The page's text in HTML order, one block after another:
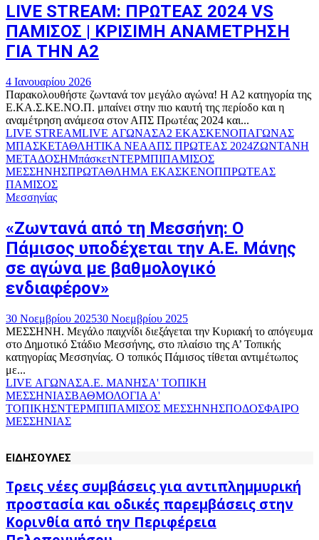
LIVE STREAM: ΠΡΩΤΕΑΣ 2024 VS
ΠΑΜΙΣΟΣ | ΚΡΙΣΙΜΗ ΑΝΑΜΕΤΡΗΣΗ
ΓΙΑ ΤΗΝ Α2
4 Ιανουαρίου 2026
Παρακολουθήστε ζωντανά τον μεγάλο αγώνα! Η Α2 κατηγορία της
Ε.ΚΑ.Σ.ΚΕ.ΝΟ.Π. μπαίνει στην πιο καυτή της περίοδο και η
αναμέτρηση ανάμεσα στον ΑΠΣ Πρωτέας 2024 και...
LIVE STREAMLIVE ΑΓΩΝΑΣΑ2 ΕΚΑΣΚΕΝΟΠΑΓΩΝΑΣ
ΜΠΑΣΚΕΤΑΘΛΗΤΙΚΑ ΝΕΑΑΠΣ ΠΡΩΤΕΑΣ 2024ΖΩΝΤΑΝΗ
ΜΕΤΑΔΟΣΗΜπάσκετΝΤΕΡΜΠΙΠΑΜΙΣΟΣ
ΜΕΣΣΗΝΗΣΠΡΩΤΑΘΛΗΜΑ ΕΚΑΣΚΕΝΟΠΠΡΩΤΕΑΣ
ΠΑΜΙΣΟΣ
Μεσσηνίας
«Ζωντανά από τη Μεσσήνη: Ο
Πάμισος υποδέχεται την Α.Ε. Μάνης
σε αγώνα με βαθμολογικό
ενδιαφέρον»
30 Νοεμβρίου 202530 Νοεμβρίου 2025
ΜΕΣΣΗΝΗ. Μεγάλο παιχνίδι διεξάγεται την Κυριακή το απόγευμα
στο Δημοτικό Στάδιο Μεσσήνης, στο πλαίσιο της Α’ Τοπικής
κατηγορίας Μεσσηνίας. Ο τοπικός Πάμισος τίθεται αντιμέτωπος
με...
LIVE ΑΓΩΝΑΣΑ.Ε. ΜΑΝΗΣΑ' ΤΟΠΙΚΗ
ΜΕΣΣΗΝΙΑΣΒΑΘΜΟΛΟΓΙΑ Α'
ΤΟΠΙΚΗΣΝΤΕΡΜΠΙΠΑΜΙΣΟΣ ΜΕΣΣΗΝΗΣΠΟΔΟΣΦΑΙΡΟ
ΜΕΣΣΗΝΙΑΣ
ΕΙΔΗΣΟΥΛΕΣ
Τρεις νέες συμβάσεις για αντιπλημμυρική
προστασία και οδικές παρεμβάσεις στην
Κορινθία από την Περιφέρεια